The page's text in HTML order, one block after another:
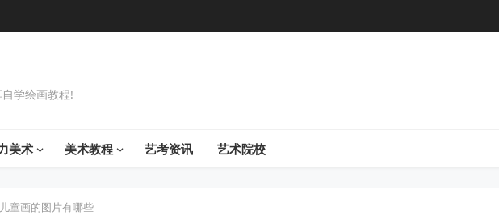
学绘画教程!
美术 美术教程 艺考资讯 艺术院校
童画的图片有哪些